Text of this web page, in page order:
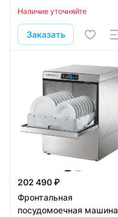
Наличие уточняйте
Заказать
202 490 ₽
Фронтальная
посудомоечная машина